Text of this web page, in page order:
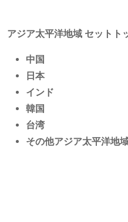
アジア太平洋地域 セットト
中国
日本
インド
韓国
台湾
その他アジア太平洋地